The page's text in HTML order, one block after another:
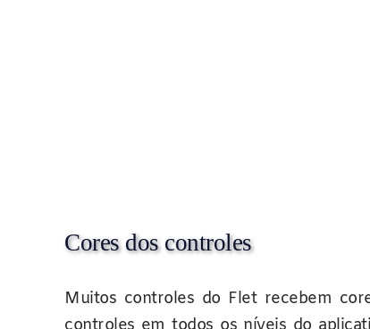
Cores dos controles
Muitos controles do Flet recebem